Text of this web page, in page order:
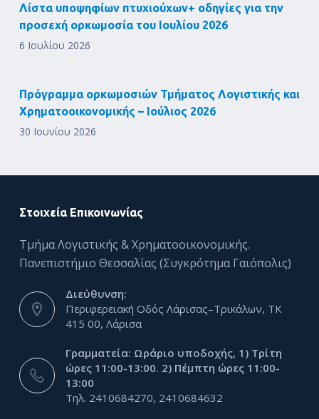
Λίστα υποψηφίων πτυχιούχων+ οδηγίες για την
προσεχή ορκωμοσία του Ιουλίου 2026
6 Ιουλίου 2026
Πρόγραμμα ορκωμοσιών Τμήματος Λογιστικής και
Χρηματοοικονομικής – Ιούλιος 2026
30 Ιουνίου 2026
Στοιχεία Επικοινωνίας
Τμήμα Λογιστικής & Χρηματοοικονομικής.
Πανεπιστήμιο Θεσσαλίας (Συγκρότημα Γαιόπολις)
Διεύθυνση:
Περιφερειακή Οδός Λάρισας–Τρικάλων, ΤΚ
415 00, Λάρισα
Γραμματεία: Ωράριο υποδοχής, 1) Τρίτη
ώρες 11:00-13:00. 2) Πέμπτη ώρες 11:00-
13:00
Τηλ. 2410684270, 2410684632